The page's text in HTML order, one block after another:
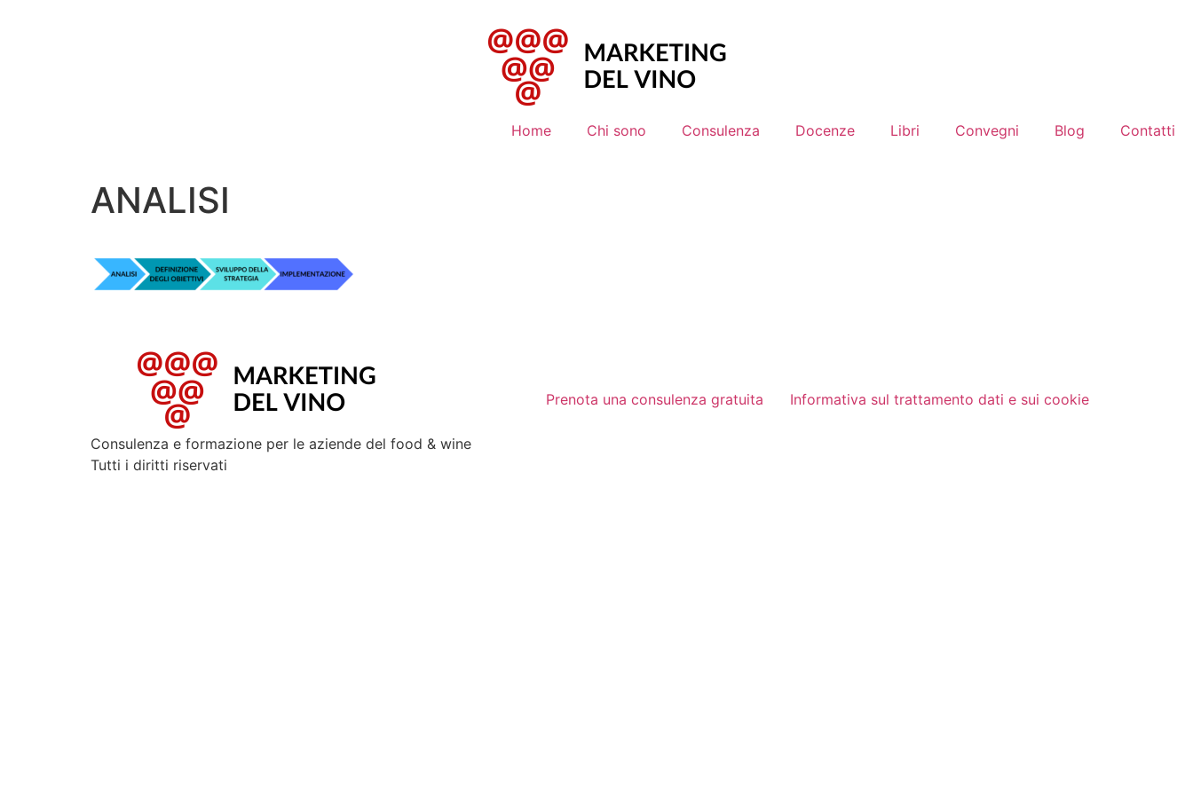
Home Chi sono Consulenza Docenze Libri Convegni Blog Contatti
ANALISI
Consulenza e formazione per le aziende del food & wine
Prenota una consulenza gratuita Informativa sul trattamento dati e sui cookie
Tutti i diritti riservati